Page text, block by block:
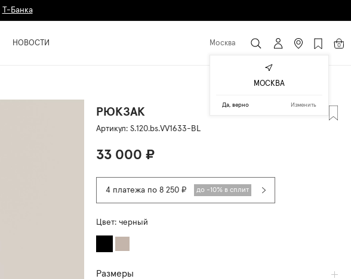
Т-Банка
НОВОСТИ Москва 0
РЮКЗАК
Артикул: S.120.bs.VV1633-BL
33 000 ₽
4 платежа по 8 250 ₽ до -10% в сплит
Цвет: черный
Размеры
МОСКВА
Да, верно Изменить